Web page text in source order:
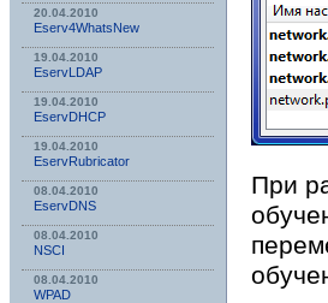
20.04.2010
Eserv4WhatsNew
19.04.2010
EservLDAP
19.04.2010
EservDHCP
19.04.2010
EservRubricator
08.04.2010
EservDNS
08.04.2010
NSСI
08.04.2010
WPAD
При